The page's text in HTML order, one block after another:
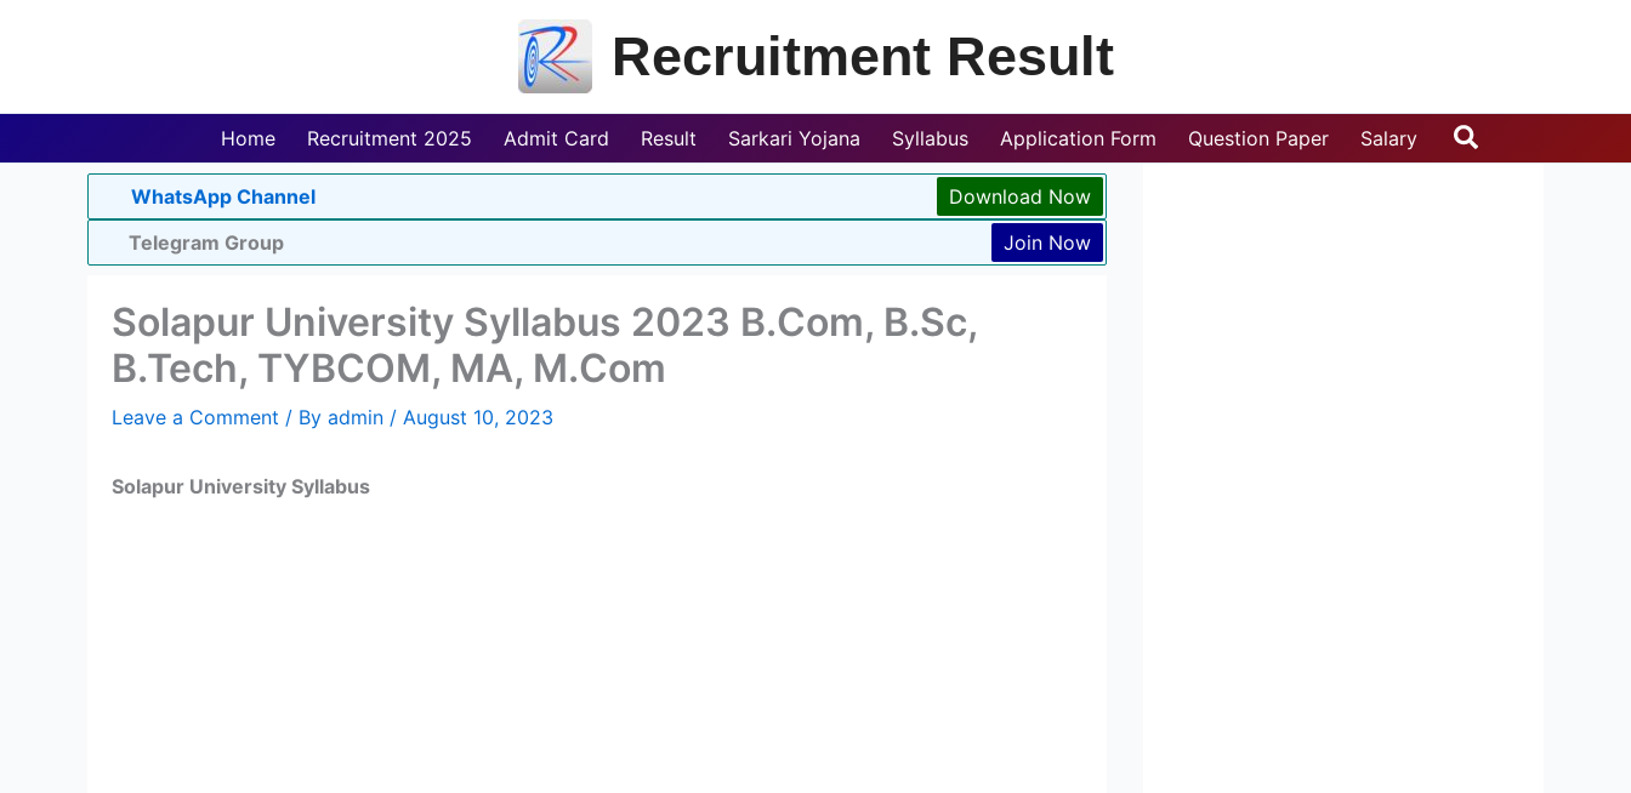
Recruitment Result
Home Recruitment 2025 Admit Card Result Sarkari Yojana Syllabus Application Form Question Paper Salary Search
WhatsApp Channel
Download Now
Telegram Group
Join Now
Solapur University Syllabus 2023 B.Com, B.Sc,
B.Tech, TYBCOM, MA, M.Com
Leave a Comment / By admin / August 10, 2023
Solapur University Syllabus